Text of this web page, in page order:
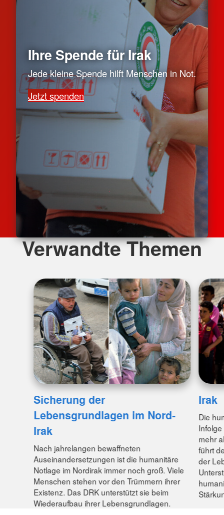
Ihre Spende für Irak
Jede kleine Spende hilft Menschen in Not.
Jetzt spenden
Verwandte Themen
Sicherung der
Lebensgrundlagen im Nord-
Irak
Nach jahrelangen bewaffneten
Auseinandersetzungen ist die humanitäre
Notlage im Nordirak immer noch groß. Viele
Menschen stehen vor den Trümmern ihrer
Existenz. Das DRK unterstützt sie beim
Wiederaufbau ihrer Lebensgrundlagen.
Irak
Die
mehr
führt
der